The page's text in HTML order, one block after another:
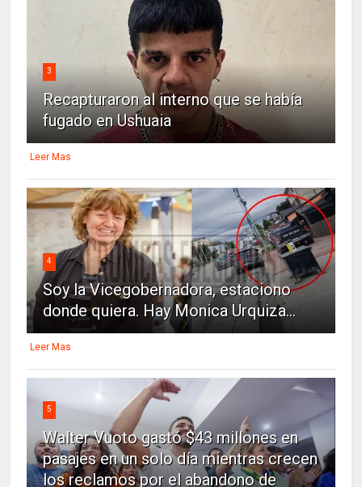
3
Recapturaron al interno que se había
fugado en Ushuaia
Leer Mas
4
Soy la Vicegobernadora, estaciono
donde quiera. Hay Monica Urquiza...
Leer Mas
5
Walter Vuoto gastó $43 millones en
pasajes en un solo día mientras crecen
los reclamos por el abandono de